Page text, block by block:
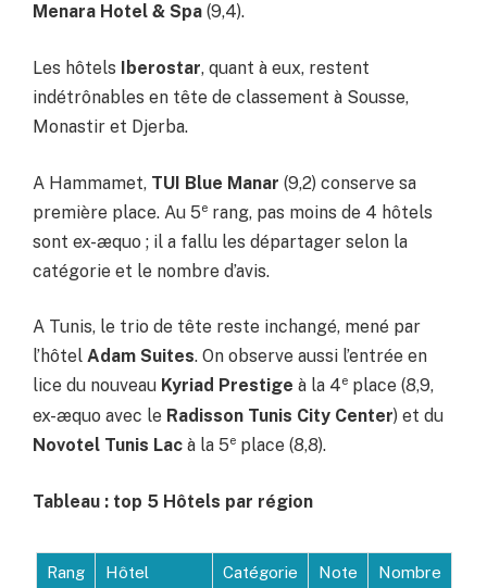
Menara Hotel & Spa (9,4).
Les hôtels Iberostar, quant à eux, restent
indétrônables en tête de classement à Sousse,
Monastir et Djerba.
A Hammamet, TUI Blue Manar (9,2) conserve sa
première place. Au 5e rang, pas moins de 4 hôtels
sont ex-æquo ; il a fallu les départager selon la
catégorie et le nombre d’avis.
A Tunis, le trio de tête reste inchangé, mené par
l’hôtel Adam Suites. On observe aussi l’entrée en
lice du nouveau Kyriad Prestige à la 4e place (8,9,
ex-æquo avec le Radisson Tunis City Center) et du
Novotel Tunis Lac à la 5e place (8,8).
Tableau : top 5 Hôtels par région
Rang Hôtel Catégorie Note
Nombre